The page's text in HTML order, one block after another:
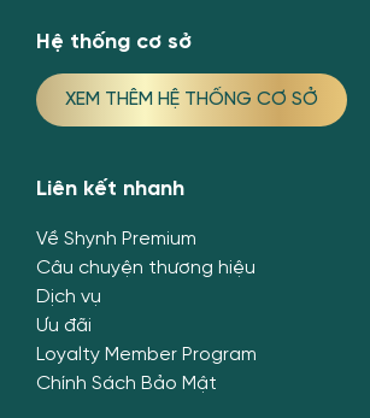
Hệ thống cơ sở
XEM THÊM HỆ THỐNG CƠ SỞ
Liên kết nhanh
Về Shynh Premium
Câu chuyện thương hiệu
Dịch vụ
Ưu đãi
Loyalty Member Program
Chính Sách Bảo Mật